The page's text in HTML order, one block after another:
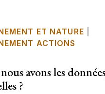
ET NATURE
ACTIONS
avons les
?